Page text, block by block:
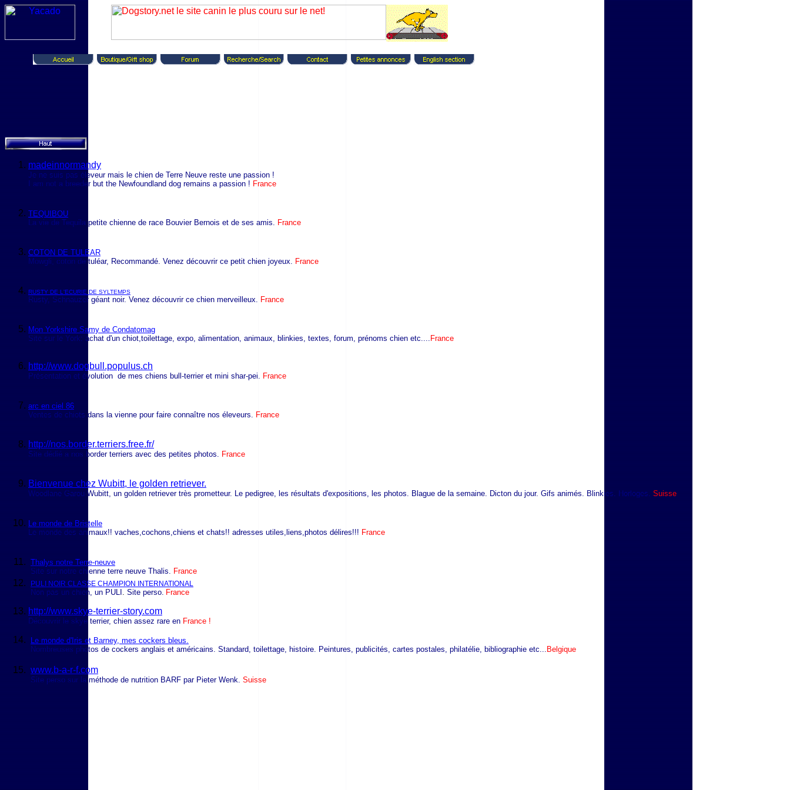
madeinnormandy
Je ne suis pas éleveur mais le chien de Terre Neuve reste une passion !
I am not a breeder but the Newfoundland dog remains a passion ! France
TEQUIBOU
La vie de Tequila petite chienne de race Bouvier Bernois et de ses amis. France
COTON DE TULEAR
Mowgli, coton de tuléar, Recommandé. Venez découvrir ce petit chien joyeux. France
RUSTY DE L'ECURIE DE SYLTEMPS
Rusty, Schnauzer géant noir. Venez découvrir ce chien merveilleux. France
Mon Yorkshire Samy de Condatomag
Site sur le York: achat d'un chiot,toilettage, expo, alimentation, animaux, blinkies, textes, forum, prénoms chien etc.... France
http://www.dogbull.populus.ch
Présentation et évolution de mes chiens bull-terrier et mini shar-pei. France
arc en ciel 86
Ventes de chiots dans la vienne pour faire connaître nos éleveurs. France
http://nos.border.terriers.free.fr/
Site dédié a nos border terriers avec des petites photos. France
Bienvenue chez Wubitt, le golden retriever.
Woodlane Garou-Wubitt, un golden retriever très prometteur. Le pedigree, les résultats d'expositions, les photos. Blague de la semaine. Dicton du jour. Gifs animés. Blinkies. Horloges.Suisse
Le monde de Bristelle
Le monde des animaux!! vaches,cochons,chiens et chats!! adresses utiles,liens,photos délires!!! France
Thalys notre Terre-neuve
Site sur notre chienne terre neuve Thalis. France
PULI NOIR CLASSE CHAMPION INTERNATIONAL
Non pas un chien, un PULI . Site perso. France
http://www.skye-terrier-story.com
Découvrir le skye terrier, chien assez rare en France !
Le monde d'Iris et Barney, mes cockers bleus.
Nombreuses photos de cockers anglais et américains. Standard, toilettage, histoire. Peintures, publicités, cartes postales, philatélie, bibliographie etc... Belgique
www.b-a-r-f.com
Site perso sur la méthode de nutrition BARF par Pieter Wenk. Suisse